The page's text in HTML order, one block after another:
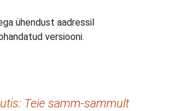
ühendust aadressil
versiooni.
Teie samm-sammult